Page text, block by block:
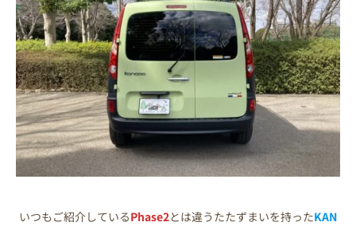
いつもご紹介しているPhase2とは違うたたずまいを持ったKAN